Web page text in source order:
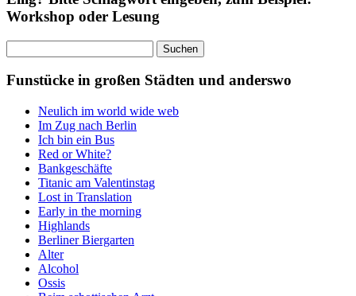
Workshop oder Lesung
nach:
Funstücke in großen Städten und anderswo
Neulich im world wide web
Im Zug nach Berlin
Ich bin ein Bus
Red or White?
Bankgeschäfte
Titanic am Valentinstag
Lost in Translation
Early in the morning
Highlands
Berliner Biergarten
Alter
Alcohol
Ossis